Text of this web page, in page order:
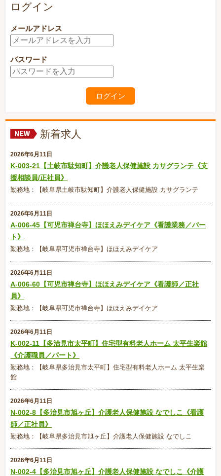
ログイン
メールアドレス
パスワード
新着求人
2026年6月11日
K-003-21【土岐市駄知町】介護老人保健施設 カサグランテ《支
援相談員/正社員》
勤務地：【岐阜県土岐市駄知町】介護老人保健施設 カサグランテ
2026年6月11日
A-006-45【可児市禅台寺】ほほえみデイケア《看護業務／パー
ト》
勤務地：【岐阜県可児市禅台寺】ほほえみデイケア
2026年6月11日
A-006-60【可児市禅台寺】ほほえみデイケア《看護師／正社
員》
勤務地：【岐阜県可児市禅台寺】ほほえみデイケア
2026年6月11日
K-002-11【多治見市太平町】住宅型有料老人ホーム 太平生楽館
《介護職員／パート》
勤務地：【岐阜県多治見市太平町】住宅型有料老人ホーム 太平生楽
館
2026年6月11日
N-002-8【多治見市旭ヶ丘】介護老人保健施設 なでしこ《看護
師／正社員》
勤務地：【岐阜県多治見市旭ヶ丘】介護老人保健施設 なでしこ
2026年6月11日
N-002-4【多治見市旭ヶ丘】介護老人保健施設 なでしこ《介護